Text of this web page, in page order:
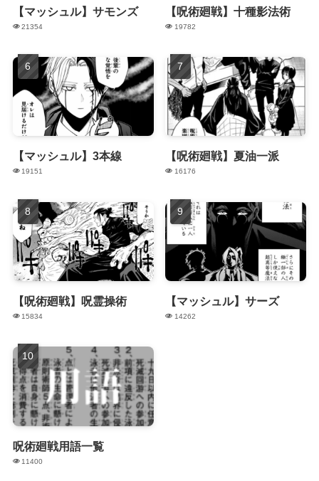
【マッシュル】サモンズ
21354
【呪術廻戦】十種影法術
19782
【マッシュル】3本線
19151
【呪術廻戦】夏油一派
16176
【呪術廻戦】呪霊操術
15834
【マッシュル】サーズ
14262
呪術廻戦用語一覧
11400